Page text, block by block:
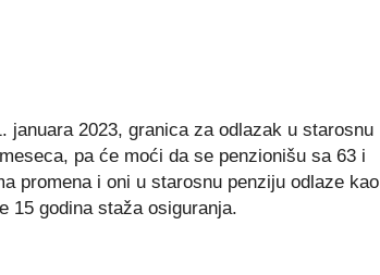
januara 2023, granica za odlazak u starosnu
pa će moći da se penzionišu sa 63 i
promena i oni u starosnu penziju odlaze kao
15 godina staža osiguranja.